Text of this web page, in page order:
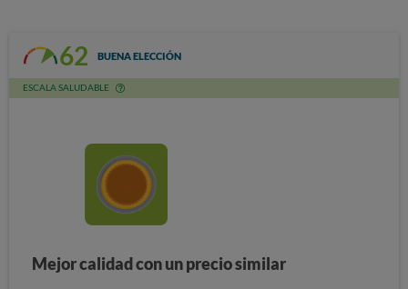
62 BUENA ELECCIÓN
ESCALA SALUDABLE
Mejor calidad con un precio similar